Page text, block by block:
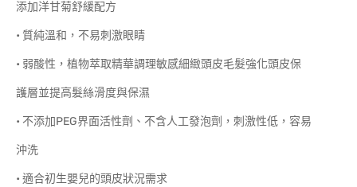
添加洋甘菊舒緩配方
• 質純溫和，不易刺激眼睛
• 弱酸性，植物萃取精華調理敏感細緻頭皮毛髮強化頭皮保
護層並提高髮絲滑度與保濕
• 不添加PEG界面活性劑、不含人工發泡劑，刺激性低，容易
沖洗
• 適合初生嬰兒的頭皮狀況需求